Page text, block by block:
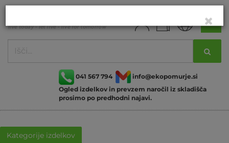
041 567 794
info@ekopomurje.si
Ogled izdelkov in prevzem naročil iz skladišča
prosimo po predhodni najavi.
Kategorije izdelkov